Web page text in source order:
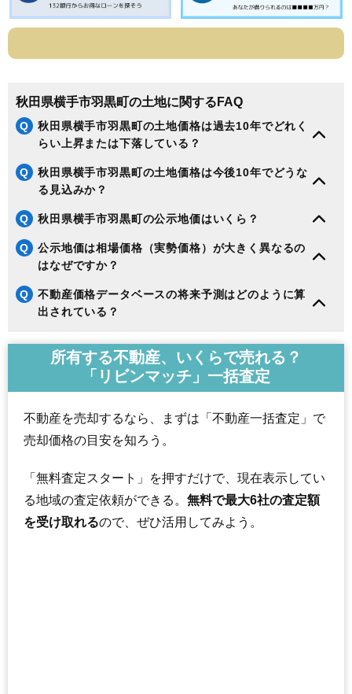
秋田県横手市羽黒町の土地に関するFAQ
Q
秋田県横手市羽黒町の土地価格は過去10年でどれく
らい上昇または下落している？
Q
秋田県横手市羽黒町の土地価格は今後10年でどうな
る見込みか？
Q 秋田県横手市羽黒町の公示地価はいくら？
Q
公示地価は相場価格（実勢価格）が大きく異なるの
はなぜですか？
Q
不動産価格データベースの将来予測はどのように算
出されている？
所有する不動産、いくらで売れる？
「リビンマッチ」一括査定
不動産を売却するなら、まずは「不動産一括査定」で
売却価格の目安を知ろう。
「無料査定スタート」を押すだけで、現在表示してい
る地域の査定依頼ができる。 無料で最大6社の査定額
を受け取れるので、ぜひ活用してみよう。